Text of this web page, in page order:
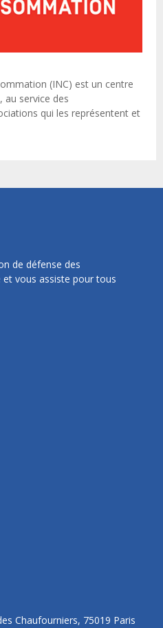
(INC) est un centre
au service des
qui les représentent et
de défense des
vous assiste pour tous
Chaufourniers, 75019 Paris